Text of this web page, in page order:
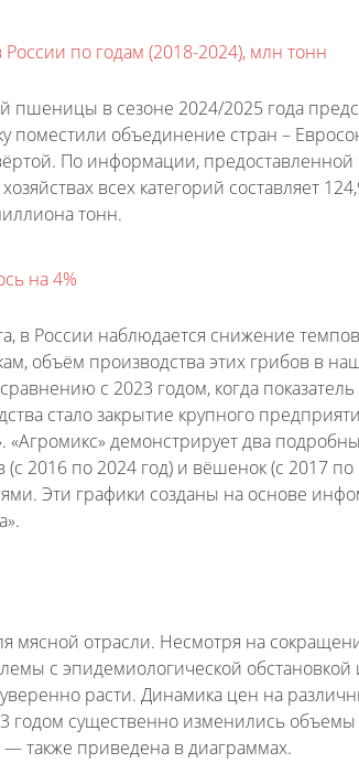
по годам (2018-2024), млн тонн
в сезоне 2024/2025 года
поместили объединение стран –
По информации,
всех категорий составляет
тонн.
на 4%
в России наблюдается снижение
объём производства этих грибов в
с 2023 годом, когда
стало закрытие крупного
демонстрирует два
2016 по 2024 год) и вёшенок (с 2017 по
Эти графики созданы на основе
мясной отрасли. Несмотря на
с эпидемиологической обстановкой
расти. Динамика цен на
существенно изменились
также приведена в диаграммах.